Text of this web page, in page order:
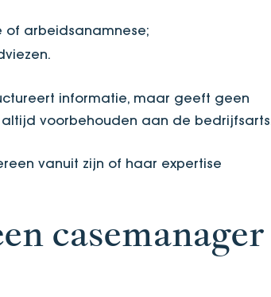
of arbeidsanamnese;
informatie, maar geeft geen
voorbehouden aan de
vanuit zijn of haar expertise
casemanager